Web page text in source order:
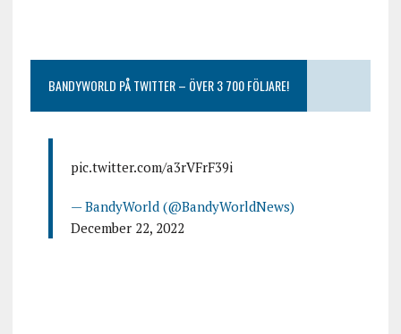
BANDYWORLD PÅ TWITTER – ÖVER 3 700 FÖLJARE!
pic.twitter.com/a3rVFrF39i
— BandyWorld (@BandyWorldNews)
December 22, 2022